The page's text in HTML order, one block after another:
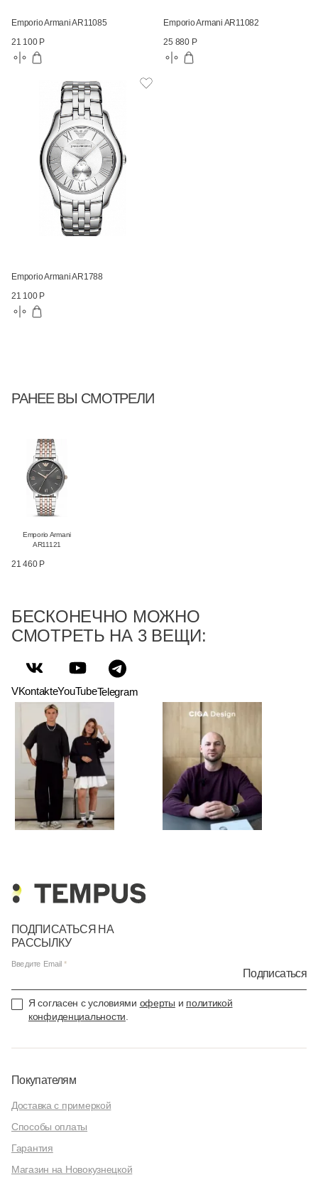
Emporio Armani AR11085
21 100 Р
Emporio Armani AR11082
25 880 Р
Emporio Armani AR1788
21 100 Р
РАНЕЕ ВЫ СМОТРЕЛИ
Emporio Armani
AR11121
21 460 Р
БЕСКОНЕЧНО МОЖНО
СМОТРЕТЬ НА 3 ВЕЩИ:
VKontakteYouTubeTelegram
ПОДПИСАТЬСЯ НА
РАССЫЛКУ
Введите Email
Подписаться
Я согласен с условиями оферты и политикой
конфиденциальности
Покупателям
Доставка с примеркой
Способы оплаты
Гарантия
Магазин на Новокузнецкой